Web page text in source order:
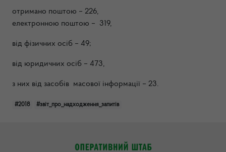
отримано поштою – 226,
електронною поштою – 319,
від фізичних осіб – 49;
від юридичних осіб – 473,
з них від засобів масової інформації – 23.
#2018 #звіт_про_надходження_запитів